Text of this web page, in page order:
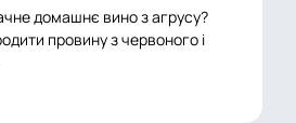
домашнє вино з агрусу?
провину з червоного і